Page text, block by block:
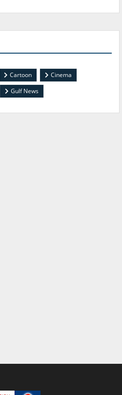
Cartoon
Cinema
Gulf News